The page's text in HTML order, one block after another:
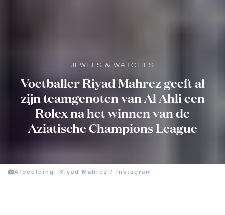
JEWELS & WATCHES
Voetballer Riyad Mahrez geeft al
zijn teamgenoten van Al Ahli een
Rolex na het winnen van de
Aziatische Champions League
Afbeelding: Riyad Mahrez / Instagram